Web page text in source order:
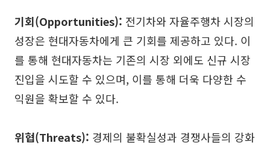
기회(Opportunities): 전기차와 자율주행차 시장의
성장은 현대자동차에게 큰 기회를 제공하고 있다. 이
를 통해 현대자동차는 기존의 시장 외에도 신규 시장
진입을 시도할 수 있으며, 이를 통해 더욱 다양한 수
익원을 확보할 수 있다.
위협(Threats): 경제의 불확실성과 경쟁사들의 강화